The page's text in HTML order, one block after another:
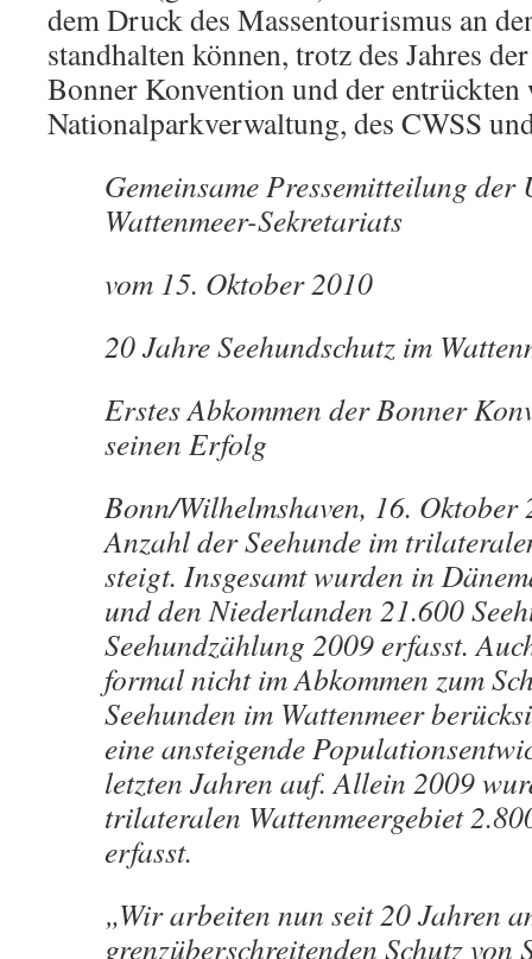
dem Druck des Massentourismus an
standhalten können, trotz des Jahres
Bonner Konvention und der entrückten
Nationalparkverwaltung, des CWSS
Gemeinsame Pressemitteilung der
Wattenmeer-Sekretariats
vom 15. Oktober 2010
20 Jahre Seehundschutz im
Erstes Abkommen der Bonner
seinen Erfolg
Bonn/Wilhelmshaven, 16. Oktober
Anzahl der Seehunde im
steigt. Insgesamt wurden in
und den Niederlanden 21.600
Seehundzählung 2009 erfasst.
formal nicht im Abkommen zum
Seehunden im Wattenmeer
eine ansteigende
letzten Jahren auf. Allein 2009
trilateralen Wattenmeergebiet
erfasst.
„Wir arbeiten nun seit 20 Jahren
grenzüberschreitenden Schutz von